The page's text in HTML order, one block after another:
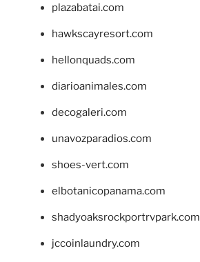
plazabatai.com
hawkscayresort.com
hellonquads.com
diarioanimales.com
decogaleri.com
unavozparadios.com
shoes-vert.com
elbotanicopanama.com
shadyoaksrockportrvpark.com
jccoinlaundry.com